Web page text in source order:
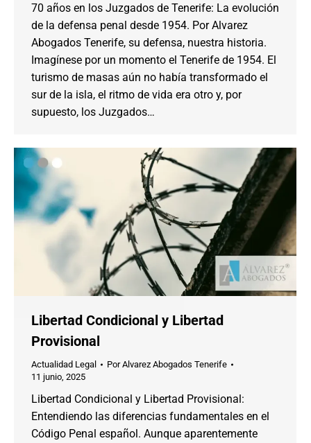
70 años en los Juzgados de Tenerife: La evolución
de la defensa penal desde 1954. Por Alvarez
Abogados Tenerife, su defensa, nuestra historia.
Imagínese por un momento el Tenerife de 1954. El
turismo de masas aún no había transformado el
sur de la isla, el ritmo de vida era otro y, por
supuesto, los Juzgados…
Libertad Condicional y Libertad
Provisional
Actualidad Legal PorAlvarez Abogados Tenerife
11 junio, 2025
Libertad Condicional y Libertad Provisional:
Entendiendo las diferencias fundamentales en el
Código Penal español. Aunque aparentemente